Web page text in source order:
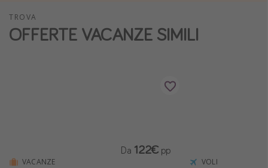
Last minute capodanno
Vacanze con bambini
Calendario di viaggio
TROVA
OFFERTE VACANZE SIMILI
VACANZE
Da 122€ pp
VOLI